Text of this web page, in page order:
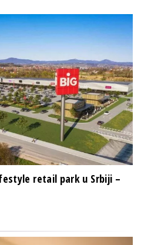
retail park u Srbiji –